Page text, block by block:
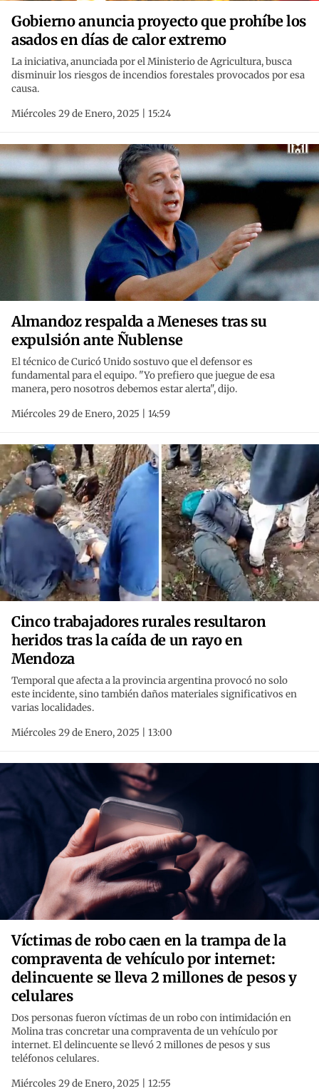
Gobierno anuncia proyecto que prohíbe los
asados en días de calor extremo
La iniciativa, anunciada por el Ministerio de Agricultura, busca
disminuir los riesgos de incendios forestales provocados por esa
causa.
Miércoles 29 de Enero, 2025 | 15:24
Almandoz respalda a Meneses tras su
expulsión ante Ñublense
El técnico de Curicó Unido sostuvo que el defensor es
fundamental para el equipo. "Yo prefiero que juegue de esa
manera, pero nosotros debemos estar alerta", dijo.
Miércoles 29 de Enero, 2025 | 14:59
Cinco trabajadores rurales resultaron
heridos tras la caída de un rayo en
Mendoza
Temporal que afecta a la provincia argentina provocó no solo
este incidente, sino también daños materiales significativos en
varias localidades.
Miércoles 29 de Enero, 2025 | 13:00
Víctimas de robo caen en la trampa de la
compraventa de vehículo por internet:
delincuente se lleva 2 millones de pesos y
celulares
Dos personas fueron víctimas de un robo con intimidación en
Molina tras concretar una compraventa de un vehículo por
internet. El delincuente se llevó 2 millones de pesos y sus
teléfonos celulares.
Miércoles 29 de Enero, 2025 | 12:55